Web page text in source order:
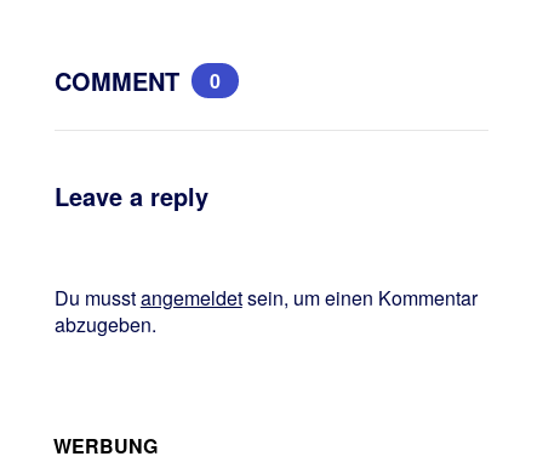
COMMENT 0
Leave a reply
Du musstangemeldetsein, um einen Kommentar
abzugeben.
WERBUNG